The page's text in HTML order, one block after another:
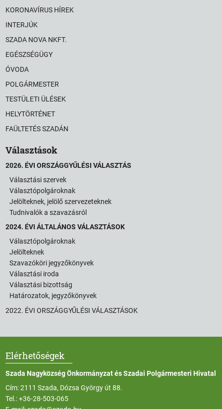
KORONAVÍRUS HÍREK
INTERJÚK
SZADA NOVA NKFT.
EGÉSZSÉGÜGY
ÓVODA
POLGÁRMESTER
TESTÜLETI ÜLÉSEK
HELYTÖRTÉNET
FAÜLTETÉS SZADÁN
Választások
2026. ÉVI ORSZÁGGYŰLÉSI VÁLASZTÁS
Választási szervek
Választópolgároknak
Jelölteknek, jelölő szervezeteknek
Tudnivalók a szavazásról
2024. ÉVI ÁLTALÁNOS VÁLASZTÁSOK
Választópolgároknak
Jelölteknek
Szavazóköri jegyzőkönyvek
Választási iroda
Választási bizottság
Határozatok, jegyzőkönyvek
2022. ÉVI ORSZÁGGYŰLÉSI VÁLASZTÁSOK
Elérhetőségek
Szada Nagyközség Önkormányzat és Szadai Polgármesteri Hivatal
Cím: 2111 Szada, Dózsa György út 88.
Tel.:+36-28-503-065